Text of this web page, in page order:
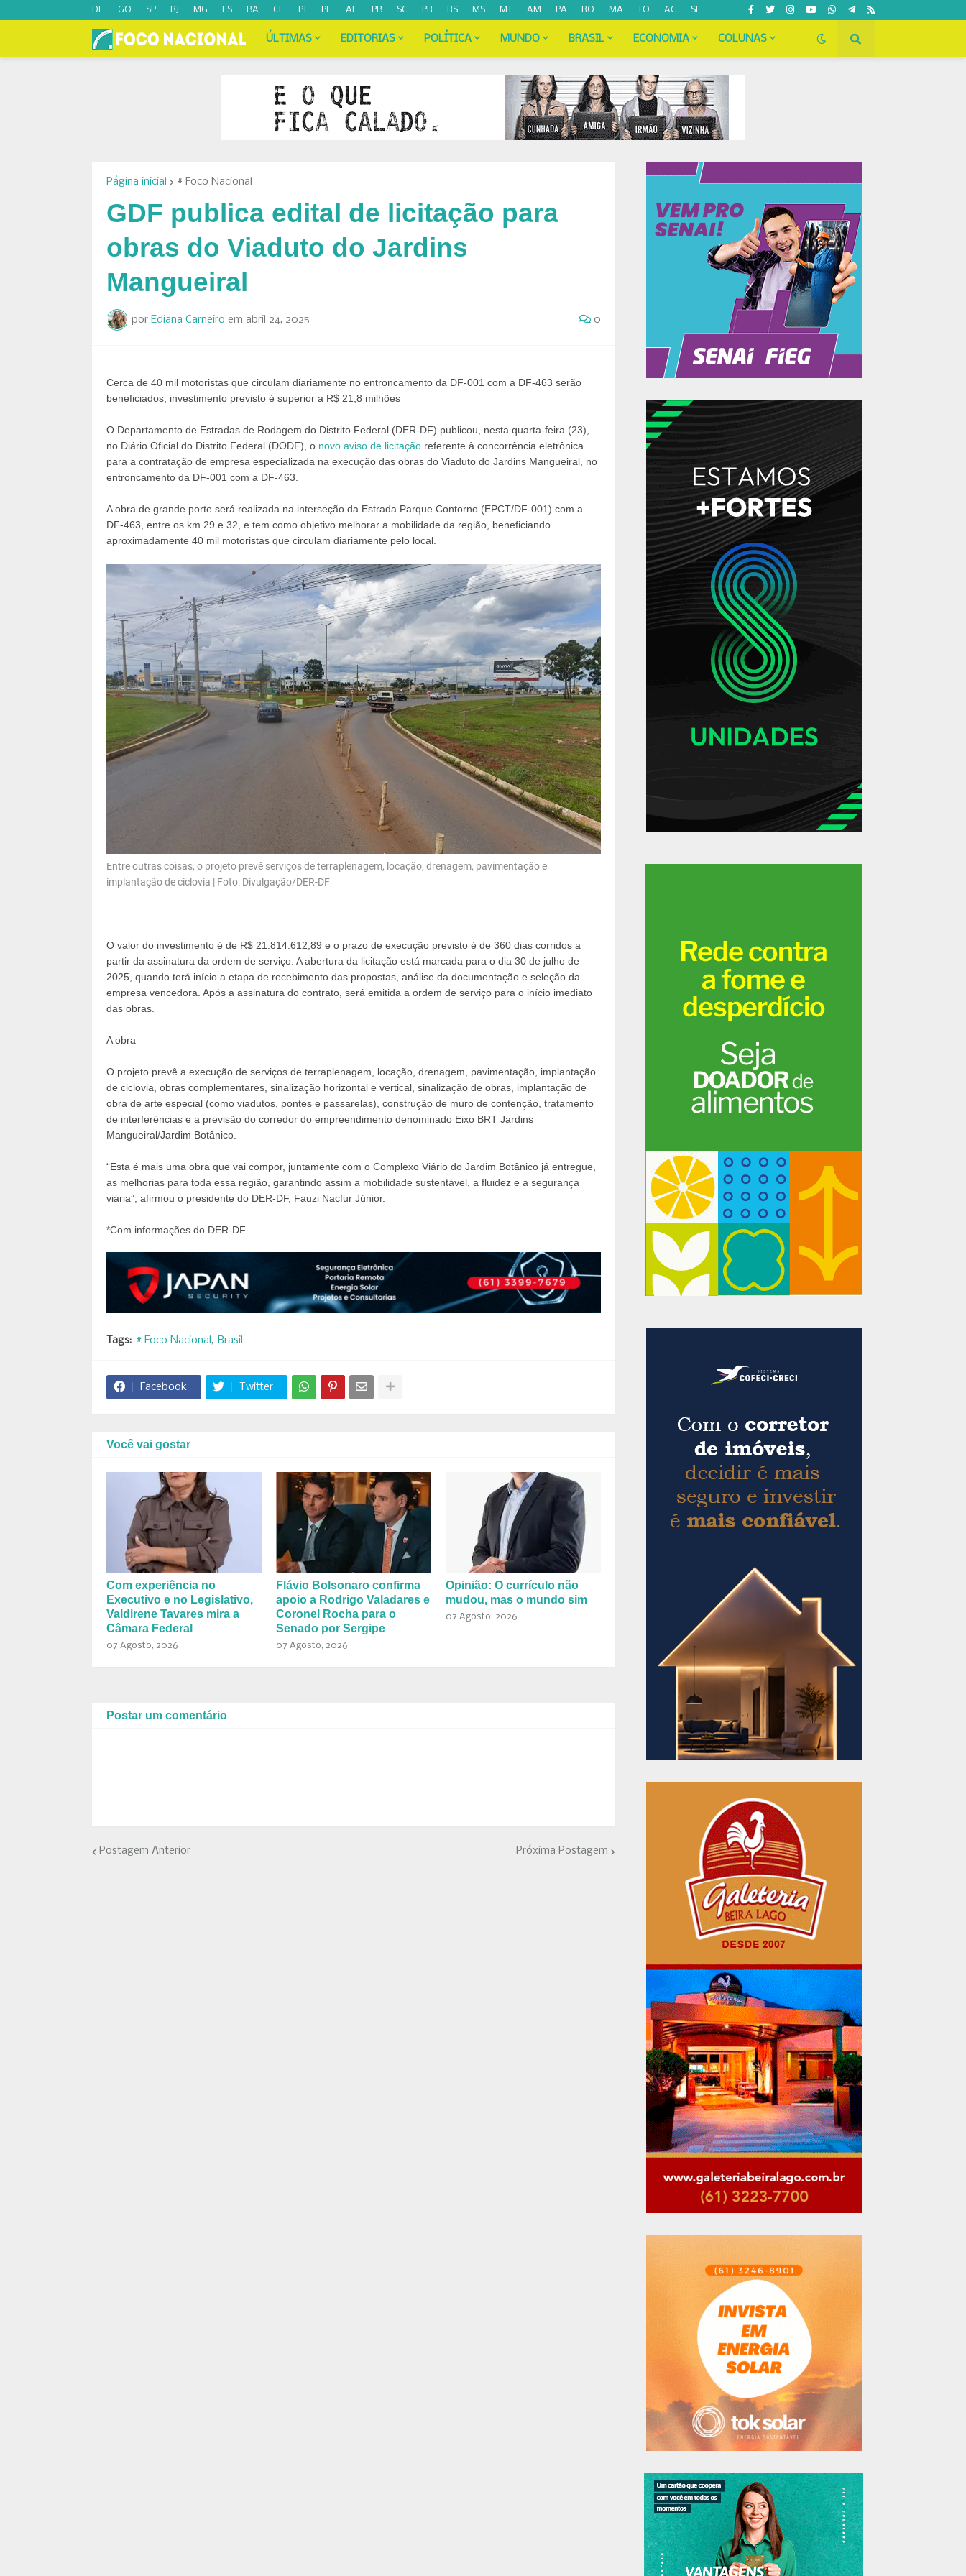
DF GO SP RJ MG ES BA CE PI PE AL PB SC PR RS MS MT AM PA RO MA TO AC SE
ÚLTIMAS EDITORIAS POLÍTICA MUNDO BRASIL ECONOMIA COLUNAS
Página inicial # Foco Nacional
GDF publica edital de licitação para
obras do Viaduto do Jardins
Mangueiral
por Ediana Carneiro em abril 24, 2025 0
Cerca de 40 mil motoristas que circulam diariamente no entroncamento da DF-001 com a DF-463 serão
beneficiados; investimento previsto é superior a R$ 21,8 milhões
O Departamento de Estradas de Rodagem do Distrito Federal (DER-DF) publicou, nesta quarta-feira (23),
no Diário Oficial do Distrito Federal (DODF), o novo aviso de licitaçãoreferente à concorrência eletrônica
para a contratação de empresa especializada na execução das obras do Viaduto do Jardins Mangueiral, no
entroncamento da DF-001 com a DF-463.
A obra de grande porte será realizada na interseção da Estrada Parque Contorno (EPCT/DF-001) com a
DF-463, entre os km 29 e 32, e tem como objetivo melhorar a mobilidade da região, beneficiando
aproximadamente 40 mil motoristas que circulam diariamente pelo local.
Entre outras coisas, o projeto prevê serviços de terraplenagem, locação, drenagem, pavimentação e
implantação de ciclovia | Foto: Divulgação/DER-DF
O valor do investimento é de R$ 21.814.612,89 e o prazo de execução previsto é de 360 dias corridos a
partir da assinatura da ordem de serviço. A abertura da licitação está marcada para o dia 30 de julho de
2025, quando terá início a etapa de recebimento das propostas, análise da documentação e seleção da
empresa vencedora. Após a assinatura do contrato, será emitida a ordem de serviço para o início imediato
das obras.
A obra
O projeto prevê a execução de serviços de terraplenagem, locação, drenagem, pavimentação, implantação
de ciclovia, obras complementares, sinalização horizontal e vertical, sinalização de obras, implantação de
obra de arte especial (como viadutos, pontes e passarelas), construção de muro de contenção, tratamento
de interferências e a previsão do corredor do empreendimento denominado Eixo BRT Jardins
Mangueiral/Jardim Botânico.
“Esta é mais uma obra que vai compor, juntamente com o Complexo Viário do Jardim Botânico já entregue,
as melhorias para toda essa região, garantindo assim a mobilidade sustentável, a fluidez e a segurança
viária”, afirmou o presidente do DER-DF, Fauzi Nacfur Júnior.
*Com informações do DER-DF
Tags: # Foco Nacional Brasil
Facebook Twitter
Você vai gostar
Com experiência no
Executivo e no Legislativo,
Valdirene Tavares mira a
Câmara Federal
07 Agosto, 2026
Flávio Bolsonaro confirma
apoio a Rodrigo Valadares e
Coronel Rocha para o
Senado por Sergipe
07 Agosto, 2026
Opinião: O currículo não
mudou, mas o mundo sim
07 Agosto, 2026
Postar um comentário
Postagem Anterior Próxima Postagem